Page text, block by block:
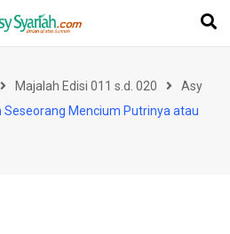
Majalah Edisi 011 s.d. 020
Asy
Seseorang Mencium Putrinya atau